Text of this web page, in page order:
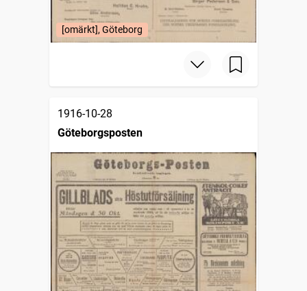
[omärkt], Göteborg
1916-10-28
Göteborgsposten